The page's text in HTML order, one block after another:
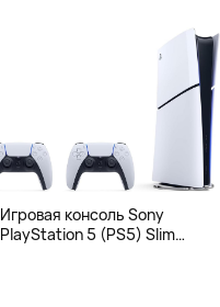
Игровая консоль Sony
PlayStation 5 (PS5) Slim